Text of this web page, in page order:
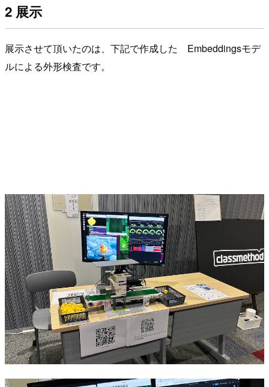
2 展示
展示させて頂いたのは、下記で作成した Embeddingsモデ
ルによる外形検査です。